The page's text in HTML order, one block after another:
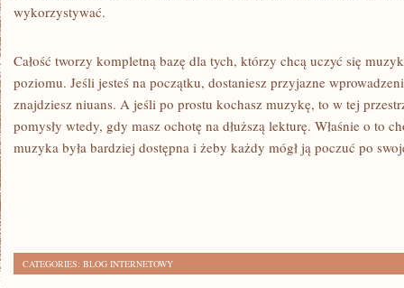
wykorzystywać.
Całość tworzy kompletną bazę dla tych, którzy chcą uczyć się
poziomu. Jeśli jesteś na początku, dostaniesz przyjazne
znajdziesz niuans. A jeśli po prostu kochasz muzykę, to w tej
pomysły wtedy, gdy masz ochotę na dłuższą lekturę. Właśnie o to
muzyka była bardziej dostępna i żeby każdy mógł ją poczuć po
CATEGORIES: BLOG INTERNETOWY